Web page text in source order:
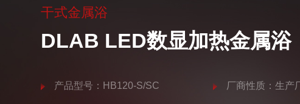
干式金属浴
DLAB LED数显加热金属浴
产品型号：HB120-S/SC 厂商性质：生产